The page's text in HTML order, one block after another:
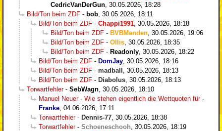
CedricVanDerGun 30.05.2026, 18:28
Bild/Ton beim ZDF - bob 30.05.2026, 18:11
Bild/Ton beim ZDF - Chappi1991 30.05.2026, 18:18
Bild/Ton beim ZDF - BVBMenden 30.05.2026, 19:06
Bild/Ton beim ZDF - Ollis 30.05.2026, 18:35
Bild/Ton beim ZDF - Readonly 30.05.2026, 18:22
Bild/Ton beim ZDF - DomJay 30.05.2026, 18:16
Bild/Ton beim ZDF - madball
30.05.2026, 18:13
Bild/Ton beim ZDF - Diabolus 30.05.2026, 18:13
Torwartfehler- SebWagn 30.05.2026, 18:10
Manuel Neuer - Wie stehen eigentlich die Wettquoten für-
Franke 04.06.2026, 17:11
Torwartfehler- Dennis-77 30.05.2026, 18:38
Torwartfehler- Schoeneschooh 30.05.2026, 18:19